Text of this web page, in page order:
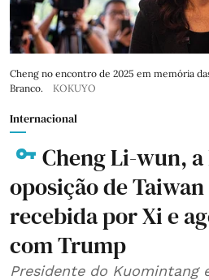
Cheng no encontro de 2025 em memória
Branco.
KOKUYO
Internacional
Cheng Li-wun,
oposição de
recebida por Xi e
com Trump
Presidente do Kuomintang